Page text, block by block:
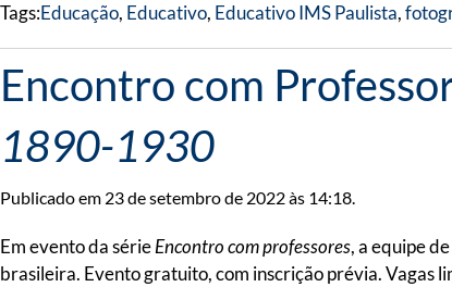
Tags:Educação, Educativo, Educativo IMS Paulista,
Encontro com
1890-1930
Publicado em 23 de setembro de 2022 às 14:18.
Em evento da sérieEncontro com professores, a equipe
brasileira. Evento gratuito, com inscrição prévia. Vagas